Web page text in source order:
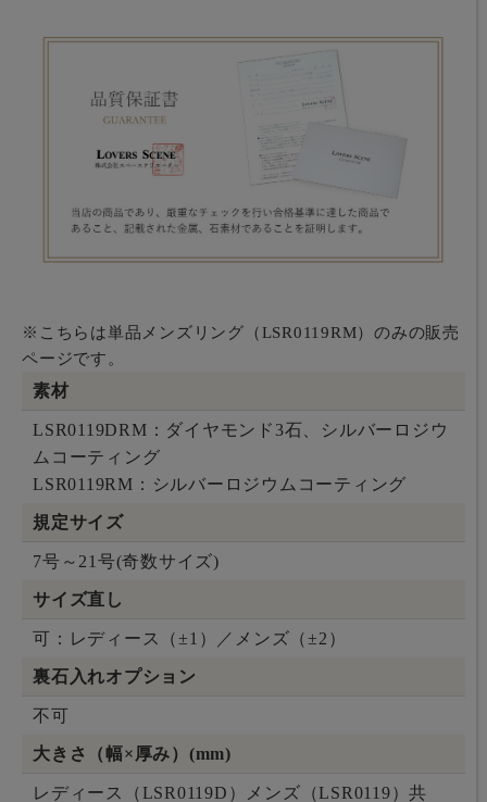
※こちらは単品メンズリング（LSR0119RM）のみの販売
ページです。
素材
LSR0119DRM：ダイヤモンド3石、シルバーロジウ
ムコーティング
LSR0119RM：シルバーロジウムコーティング
規定サイズ
7号～21号(奇数サイズ)
サイズ直し
可：レディース（±1）／メンズ（±2）
裏石入れオプション
不可
大きさ（幅×厚み）(mm)
レディース（LSR0119D）メンズ（LSR0119）共